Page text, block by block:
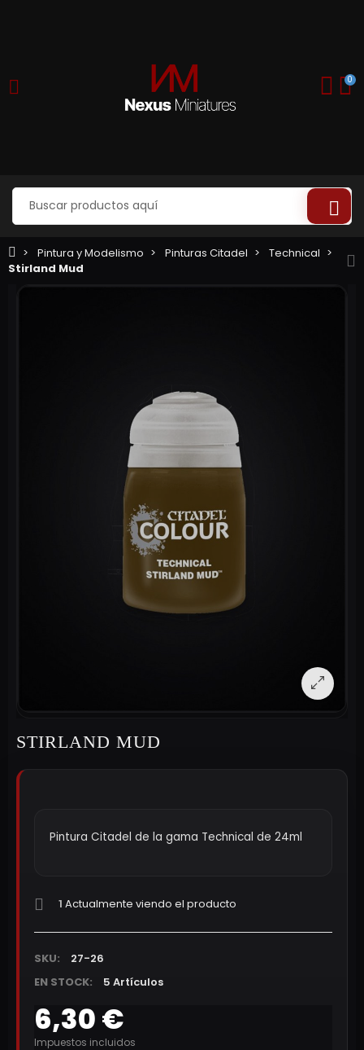
0
Pintura y Modelismo Pinturas Citadel
Technical
Stirland Mud
STIRLAND MUD
Pintura Citadel de la gama Technical de 24ml
1 Actualmente viendo el producto
SKU:
27-26
EN STOCK:
5 Artículos
6,30 €
Impuestos incluidos